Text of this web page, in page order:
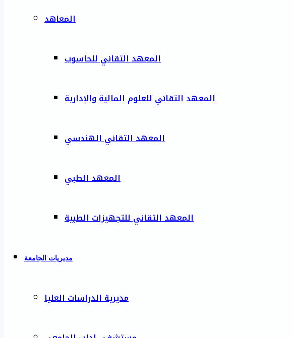
المعاهد
المعهد التقاني للحاسوب
المعهد التقاني للعلوم المالية والإدارية
المعهد التقاني الهندسي
المعهد الطبي
المعهد التقاني للتجهيزات الطبية
مديريات الجامعة
مديرية الدراسات العليا